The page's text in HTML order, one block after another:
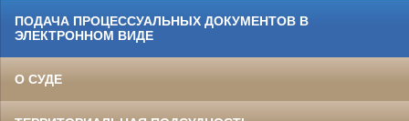
ПОДАЧА ПРОЦЕССУАЛЬНЫХ ДОКУМЕНТОВ В
ЭЛЕКТРОННОМ ВИДЕ
О СУДЕ